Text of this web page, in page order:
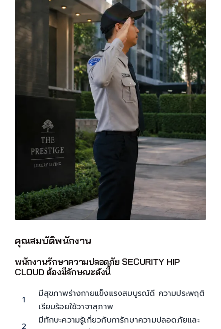
คุณสมบัติพนักงาน
พนักงานรักษาความปลอดภัย SECURITY HIP
CLOUD ต้องมีลักษณะดังนี้
1
มีสุขภาพร่างกายแข็งแรงสมบูรณ์ดี ความประพฤติ
เรียบร้อยใช้วาจาสุภาพ
มีทักษะความรู้เกี่ยวกับการักษาความปลอดภัยและ